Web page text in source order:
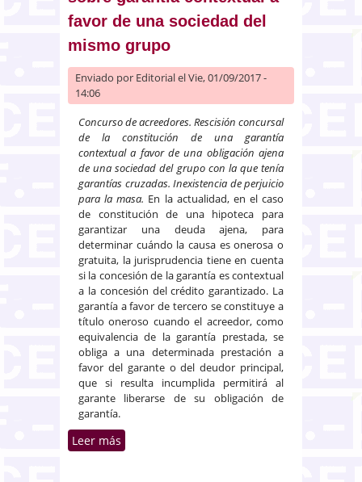
favor de una sociedad del
mismo grupo
Enviado por Editorialel Vie, 01/09/2017 -
14:06
Concurso de acreedores. Rescisión concursal
de la constitución de una garantía
contextual a favor de una obligación ajena
de una sociedad del grupo con la que tenía
garantías cruzadas. Inexistencia de perjuicio
para la masa. En la actualidad, en el caso
de constitución de una hipoteca para
garantizar una deuda ajena, para
determinar cuándo la causa es onerosa o
gratuita, la jurisprudencia tiene en cuenta
si la concesión de la garantía es contextual
a la concesión del crédito garantizado. La
garantía a favor de tercero se constituye a
título oneroso cuando el acreedor, como
equivalencia de la garantía prestada, se
obliga a una determinada prestación a
favor del garante o del deudor principal,
que si resulta incumplida permitirá al
garante liberarse de su obligación de
garantía.
Leer más